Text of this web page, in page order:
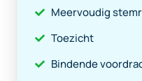
Meervoudig
Toezicht
Bindende